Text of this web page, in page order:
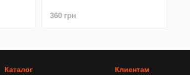
360 грн
Каталог Клиентам